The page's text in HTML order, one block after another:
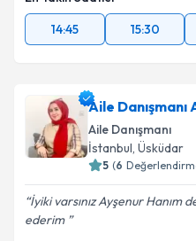
14:45
15:30
Aile Danışmanı
Aile Danışmanı
İstanbul, Üsküdar
5 (6
İyiki varsınız Ayşenur Hanım
ederim ️